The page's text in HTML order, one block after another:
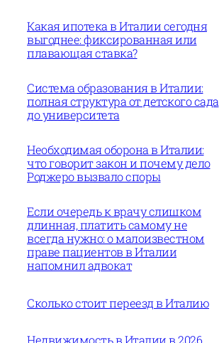
Какая ипотека в Италии сегодня
выгоднее: фиксированная или
плавающая ставка?
Система образования в Италии:
полная структура от детского сада
до университета
Необходимая оборона в Италии:
что говорит закон и почему дело
Роджеро вызвало споры
Если очередь к врачу слишком
длинная, платить самому не
всегда нужно: о малоизвестном
праве пациентов в Италии
напомнил адвокат
Сколько стоит переезд в Италию
Недвижимость в Италии в 2026